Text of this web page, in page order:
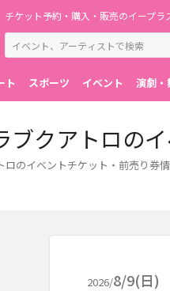
チケット予約・購入・販売のイープラ
ト スポーツ イベント 演劇・
ブクアトロの
ロのイベントチケット・前売り券
2026/8/9(日)